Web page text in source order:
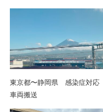
東京都〜静岡県 感染症対応
車両搬送